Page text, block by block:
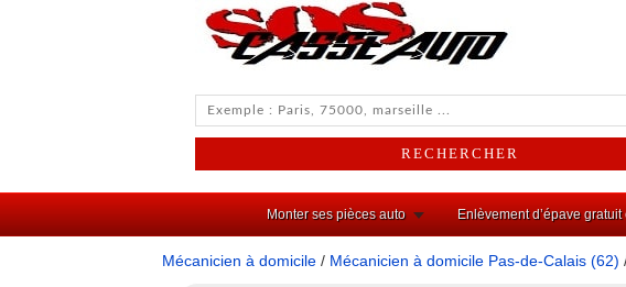
Monter ses pièces auto Enlèvement d’épave
Mécanicien à domicile / Mécanicien à domicile Pas-de-Calais (62)